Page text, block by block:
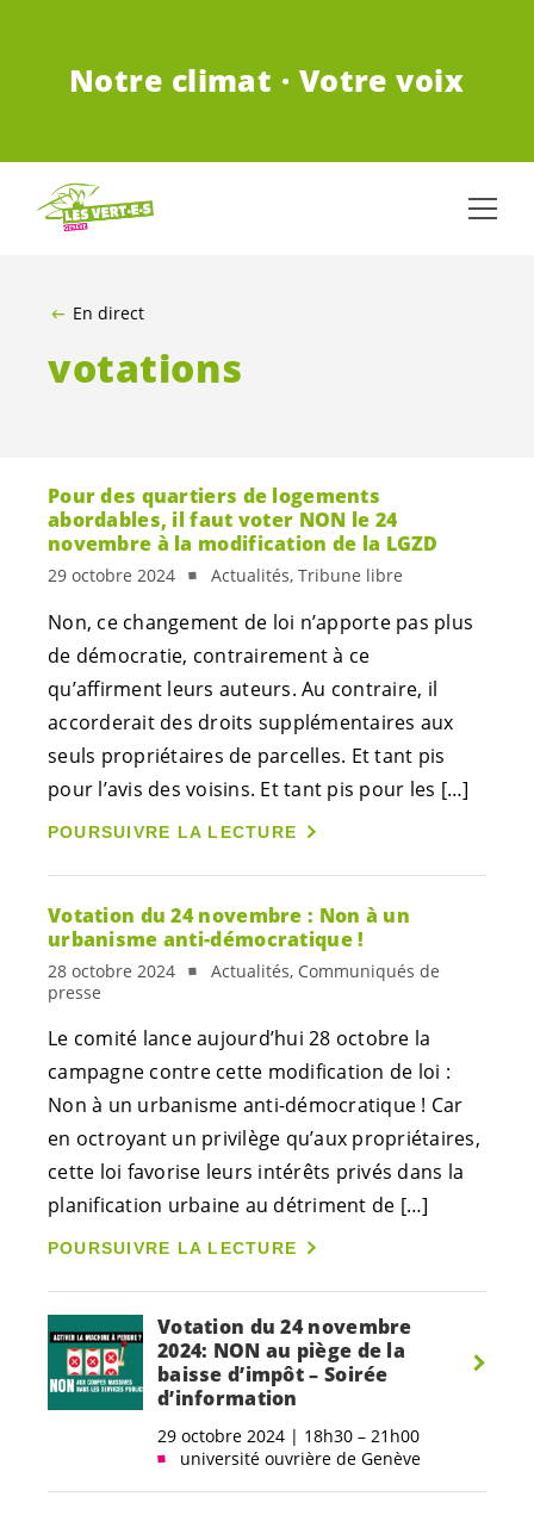
Notre climat · Votre voix
En direct
votations
Pour des quartiers de logements
abordables, il faut voter NON le 24
novembre à la modification de la LGZD
29 octobre 2024 Actualités, Tribune libre
Non, ce changement de loi n’apporte pas plus
de démocratie, contrairement à ce
qu’affirment leurs auteurs. Au contraire, il
accorderait des droits supplémentaires aux
seuls propriétaires de parcelles. Et tant pis
pour l’avis des voisins. Et tant pis pour les […]
POURSUIVRE LA LECTURE
Votation du 24 novembre : Non à un
urbanisme anti-démocratique !
28 octobre 2024
Actualités, Communiqués de
presse
Le comité lance aujourd’hui 28 octobre la
campagne contre cette modification de loi :
Non à un urbanisme anti-démocratique ! Car
en octroyant un privilège qu’aux propriétaires,
cette loi favorise leurs intérêts privés dans la
planification urbaine au détriment de […]
POURSUIVRE LA LECTURE
Votation du 24 novembre
2024: NON au piège de la
baisse d’impôt – Soirée
d’information
29 octobre 2024 | 18h30 – 21h00
université ouvrière de Genève